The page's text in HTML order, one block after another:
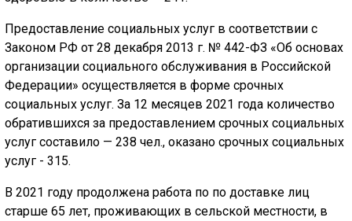
Предоставление социальных услуг в соответствии с
Законом РФ от 28 декабря 2013 г. № 442-ФЗ «Об основах
организации социального обслуживания в Российской
Федерации» осуществляется в форме срочных
социальных услуг. За 12 месяцев 2021 года количество
обратившихся за предоставлением срочных социальных
услуг составило — 238 чел., оказано срочных социальных
услуг - 315.
В 2021 году продолжена работа по по доставке лиц
старше 65 лет, проживающих в сельской местности, в